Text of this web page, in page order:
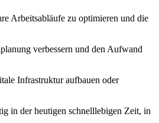
Arbeitsabläufe zu optimieren und die
verbessern und den Aufwand
Infrastruktur aufbauen oder
in der heutigen schnelllebigen Zeit, in